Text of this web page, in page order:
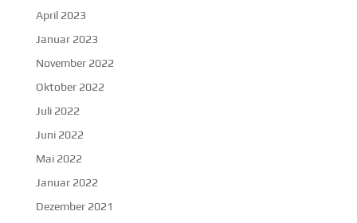
April 2023
Januar 2023
November 2022
Oktober 2022
Juli 2022
Juni 2022
Mai 2022
Januar 2022
Dezember 2021